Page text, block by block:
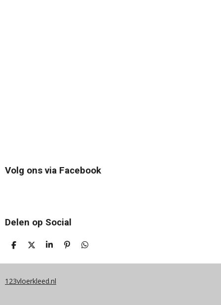
Volg ons via Facebook
Delen op Social
D
L
N
D
E
S
A
E
P
N
D
L
123vloerkleed.nl